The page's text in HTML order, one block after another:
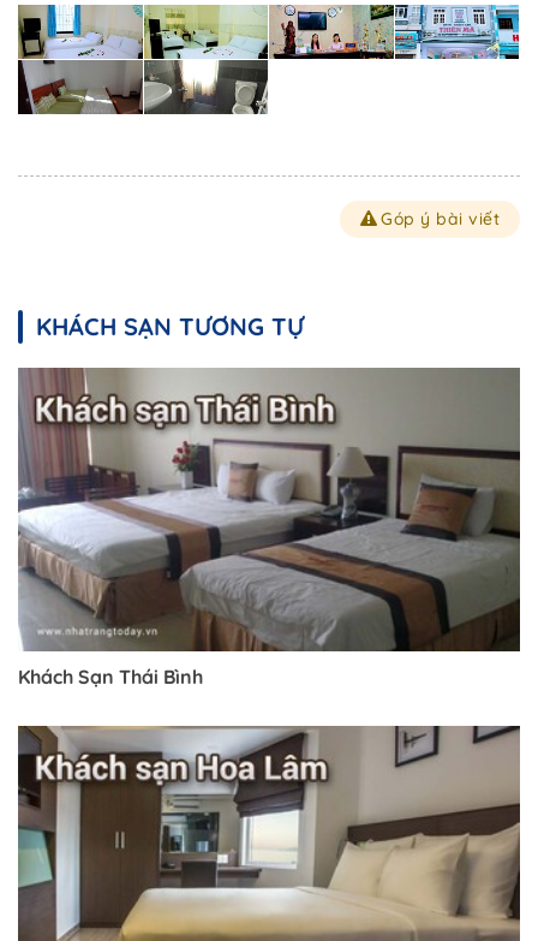
Góp ý bài viết
KHÁCH SẠN TƯƠNG TỰ
Khách Sạn Thái Bình